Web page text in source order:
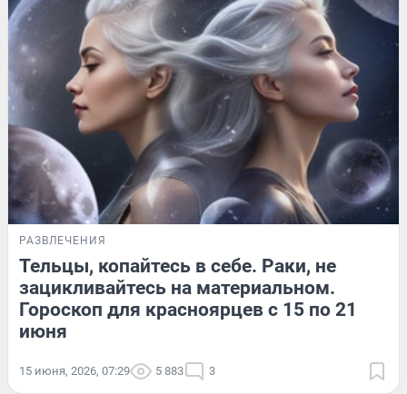
РАЗВЛЕЧЕНИЯ
Тельцы, копайтесь в себе. Раки, не
зацикливайтесь на материальном.
Гороскоп для красноярцев с 15 по 21
июня
15 июня, 2026, 07:29 5 883 3